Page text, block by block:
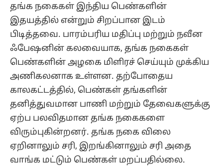
தங்க நகைகள் இந்திய பெண்களின்
இதயத்தில் என்றும் சிறப்பான இடம்
பிடித்தவை. பாரம்பரிய மதிப்பு மற்றும் நவீன
ஃபேஷனின் கலவையாக, தங்க நகைகள்
பெண்களின் அழகை மிளிரச் செய்யும் முக்கிய
அணிகலனாக உள்ளன. தற்போதைய
காலகட்டத்தில், பெண்கள் தங்களின்
தனித்துவமான பாணி மற்றும் தேவைகளுக்கு
ஏற்ப பலவிதமான தங்க நகைகளை
விரும்புகின்றனர். தங்க நகை விலை
ஏறினாலும் சரி, இறங்கினாலும் சரி அதை
வாங்க மட்டும் பெண்கள் மறப்பதில்லை.